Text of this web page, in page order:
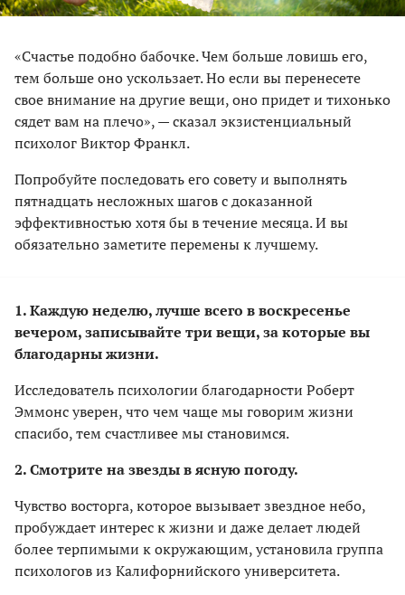
«Счастье подобно бабочке. Чем больше ловишь его,
тем больше оно ускользает. Но если вы перенесете
свое внимание на другие вещи, оно придет и тихонько
сядет вам на плечо», — сказал экзистенциальный
психолог Виктор Франкл.
Попробуйте последовать его совету и выполнять
пятнадцать несложных шагов с доказанной
эффективностью хотя бы в течение месяца. И вы
обязательно заметите перемены к лучшему.
1. Каждую неделю, лучше всего в воскресенье
вечером, записывайте три вещи, за которые вы
благодарны жизни.
Исследователь психологии благодарности Роберт
Эммонс уверен, что чем чаще мы говорим жизни
спасибо, тем счастливее мы становимся.
2. Смотрите на звезды в ясную погоду.
Чувство восторга, которое вызывает звездное небо,
пробуждает интерес к жизни и даже делает людей
более терпимыми к окружающим, установила группа
психологов из Калифорнийского университета.